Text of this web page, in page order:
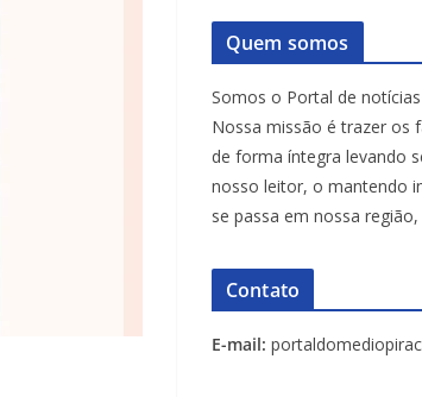
Quem somos
Somos o Portal de
Nossa missão é trazer os
de forma íntegra levando
nosso leitor, o mantendo
se passa em nossa
Contato
E-mail: